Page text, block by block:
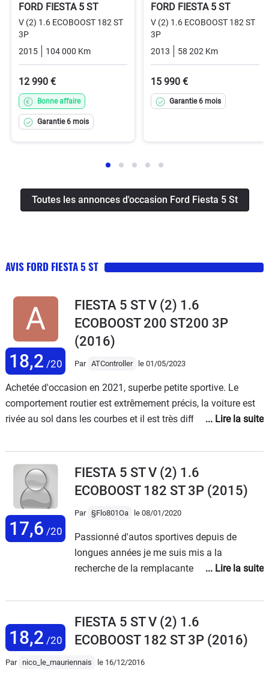
FORD FIESTA 5 ST
V (2) 1.6 ECOBOOST 182 ST
3P
2015
104 000 Km Essence
12 990 €
Bonne affaire
Garantie 6 mois
FORD FIESTA 5 ST
V (2) 1.6 ECOBOOST 182 ST
3P
2013
58 202 Km
15 990 €
Garantie 6 mois
Toutes les annonces d'occasion Ford Fiesta 5 St
AVIS FORD FIESTA 5 ST
18,2 /20
FIESTA 5 ST V (2) 1.6
ECOBOOST 200 ST200 3P
(2016)
Par ATController le 01/05/2023
Achetée d'occasion en 2021, superbe petite sportive. Le
comportement routier est extrêmement précis, la voiture est
rivée au sol dans les courbes et il est très difficile de trouver
son bord. - Le son du moteur est agréable à l'intérieur, trop
discret à l'extérieur ...- Les suspensions sont plutôt raides, on
cherche rapidement à éviter le moindre nid de poule. Le
châssis est parfaitement aiguisé pour enchainer les courbes.
ESP déconnectable. - Les finitions/équipements intérieurs
restent corrects, bien que le système SYNC soit difficile de
prise en main.- Les sièges Recaro sont très beaux et offrent
un excellent maintien/confort. - La peinture est plutôt fragile
mais d'un très bel effet (parfois bleutée selon l'exposition). -
pour une conduite plus sportive, pas plus mal ... La boîte de
vitesse (BVM6) est alors parfaitement étagée et d'une fluidité
surprenante. - Les supports moteur d'origine sont très
souples et avec le couple moteur, des mouvements de
17,6 /20
FIESTA 5 ST V (2) 1.6
ECOBOOST 182 ST 3P (2015)
Par §Flo801Oa le 08/01/2020
Passionné d'autos sportives depuis de
longues années je me suis mis a la
recherche de la remplacante a ma 106 s16
voulais un modèle fiable avant tout avec du
tempérament a l'ancienne.Après de longues
semaines a essayer une trop aseptisée 208
gti ou ds3 racing a la fiabilité catastrophique
et une focus st mal entretenue mais avec un
18,2 /20
FIESTA 5 ST V (2) 1.6
ECOBOOST 182 ST 3P (2016)
Par nico_le_mauriennais le 16/12/2016